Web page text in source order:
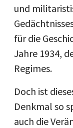
und
für die
Jahre 1934,
Regimes.
Doch ist
Denkmal so
auch die